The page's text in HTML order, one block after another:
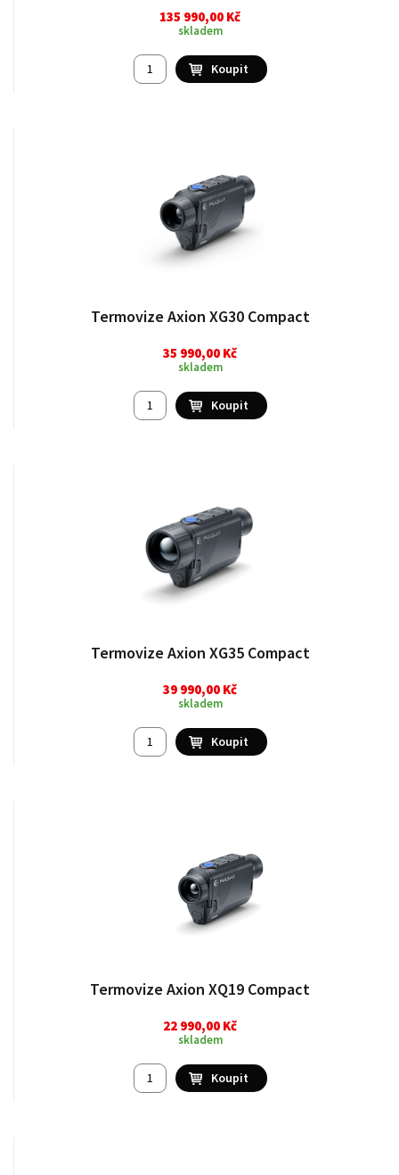
135 990,00 Kč
skladem
Termovize Axion XG30 Compact
35 990,00 Kč
skladem
Termovize Axion XG35 Compact
39 990,00 Kč
skladem
Termovize Axion XQ19 Compact
22 990,00 Kč
skladem